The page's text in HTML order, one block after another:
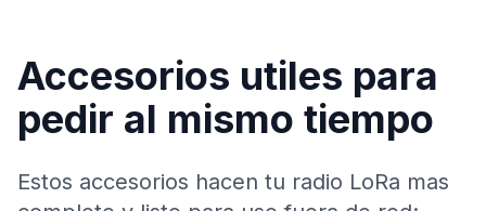
Accesorios utiles para
pedir al mismo tiempo
Estos accesorios hacen tu radio LoRa mas